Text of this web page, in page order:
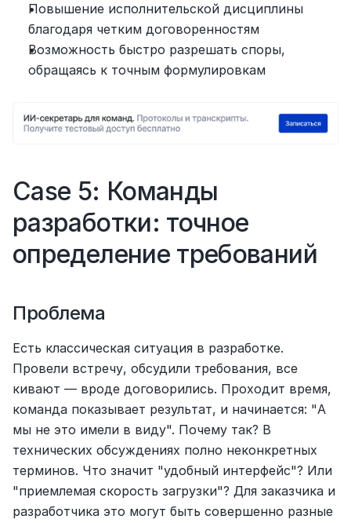
Повышение исполнительской дисциплины
благодаря четким договоренностям
Возможность быстро разрешать споры,
обращаясь к точным формулировкам
Case 5: Команды
разработки: точное
определение требований
Проблема
Есть классическая ситуация в разработке.
Провели встречу, обсудили требования, все
кивают — вроде договорились. Проходит время,
команда показывает результат, и начинается: "А
мы не это имели в виду". Почему так? В
технических обсуждениях полно неконкретных
терминов. Что значит "удобный интерфейс"? Или
"приемлемая скорость загрузки"? Для заказчика и
разработчика это могут быть совершенно разные